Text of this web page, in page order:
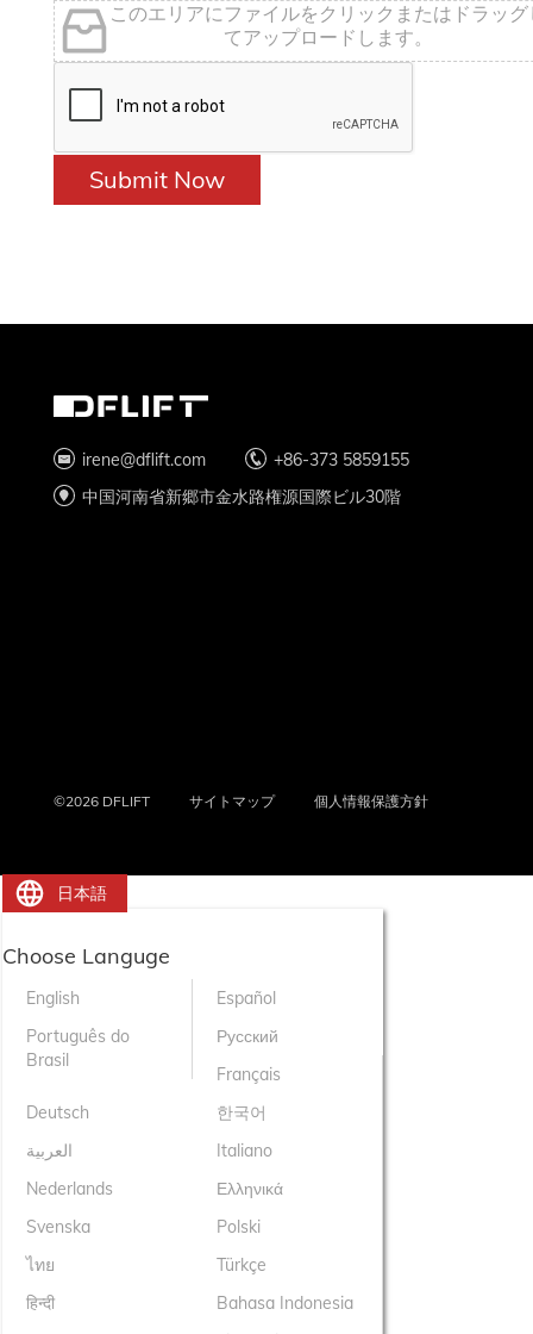
このエリアにファイルをクリックまたはドラッグ
てアップロードします。
Submit Now
irene@dflift.com
+86-373 5859155
中国河南省新郷市金水路権源国際ビル30階
©2026 DFLIFT サイトマップ 個人情報保護方針
日本語
Choose Languge
English
Español
Português do
Brasil
Русский
Français
Deutsch
한국어
العربية
Italiano
Nederlands
Ελληνικά
Svenska
Polski
ไทย
Türkçe
हिन्दी
Bahasa Indonesia